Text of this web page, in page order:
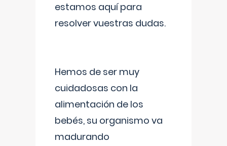
estamos aquí para
resolver vuestras dudas.
Hemos de ser muy
cuidadosas con la
alimentación de los
bebés, su organismo va
madurando